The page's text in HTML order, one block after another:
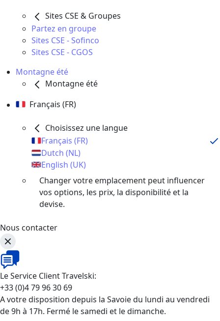
Sites CSE & Groupes
Partez en groupe
Sites CSE - Sofinco
Sites CSE - CGOS
Montagne été
Montagne été
Français (FR)
Choisissez une langue
Français (FR)
Dutch (NL)
English (UK)
Changer votre emplacement peut influencer
vos options, les prix, la disponibilité et la
devise.
Nous contacter
Le Service Client Travelski:
+33 (0)4 79 96 30 69
A votre disposition depuis la Savoie du lundi au vendredi
de 9h à 17h. Fermé le samedi et le dimanche.